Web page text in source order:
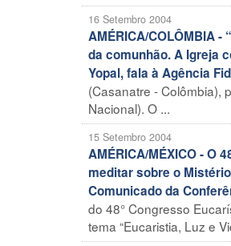
16 Setembro 2004
AMÉRICA/COLÔMBIA
da comunhão. A Igreja
Yopal, fala à Agência
(Casanatre - Colômbia),
Nacional). O ...
15 Setembro 2004
AMÉRICA/MÉXICO - O
meditar sobre o
Comunicado da
do 48° Congresso
tema “Eucaristia, Luz e